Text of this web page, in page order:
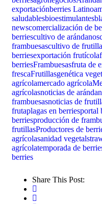
exportaciónberries
saludablesbioestimulantes
newscomercialización de
berriescultivo de arándanos
frambuesascultivo de
berriesexportación frutícola
berriesFrambuesasfruta de
frescaFrutillasgenética
agrícolamercado agrícola
agrícolasnoticias de
frambuesasnoticias de
frutaplagas en berriesportal
berriesproducción de
frutillasProductores de
agrícolasanidad vegetal
agrícolatemporada de
berries
Share This Post: